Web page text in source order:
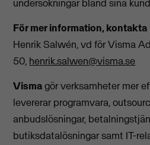
undersökningar bland sina
För mer information, kontakta
Henrik Salwén, vd för Visma
50, henrik.salwen@visma.se
Vismagör verksamheter mer
levererar programvara,
anbudslösningar,
butiksdatalösningar samt IT-